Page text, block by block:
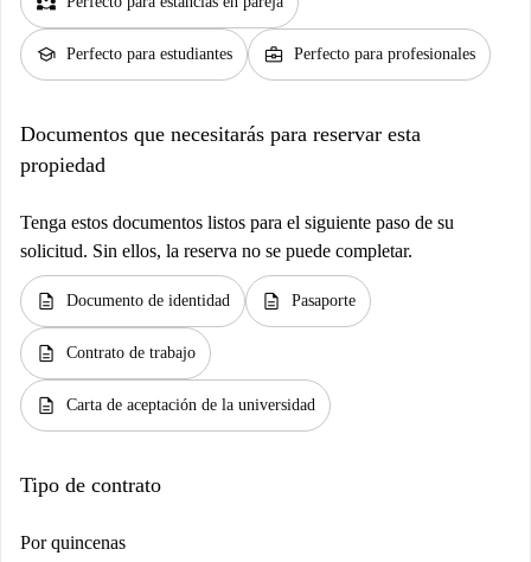
school Perfecto para estudiantes business_center Perfecto para profesionales
Documentos que necesitarás para reservar esta
propiedad
Tenga estos documentos listos para el siguiente paso de su
solicitud. Sin ellos, la reserva no se puede completar.
description Documento de identidad description Pasaporte
description Contrato de trabajo
description Carta de aceptación de la universidad
Tipo de contrato
Por quincenas